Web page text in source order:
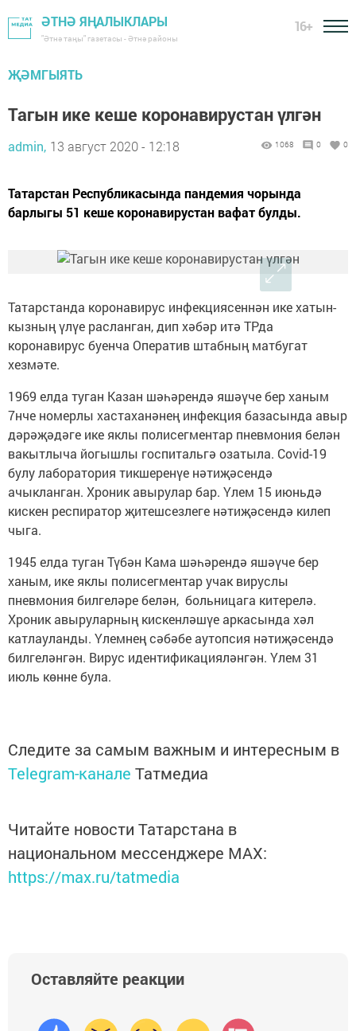
ӘТНӘ ЯҢАЛЫКЛАРЫ
"Әтнә таңы" газетасы - Әтнә районы
16+
ҖӘМГЫЯТЬ
Тагын ике кеше коронавирустан үлгән
admin, 13 август 2020 - 12:18 1068 0 0
Татарстан Республикасында пандемия чорында
барлыгы 51 кеше коронавирустан вафат булды.
Татарстанда коронавирус инфекциясеннән ике хатын-
кызның үлүе расланган, дип хәбәр итә ТРда
коронавирус буенча Оператив штабның матбугат
хезмәте.
1969 елда туган Казан шәһәрендә яшәүче бер ханым
7нче номерлы хастаханәнең инфекция базасында авыр
дәрәҗәдәге ике яклы полисегментар пневмония белән
вакытлыча йогышлы госпитальгә озатыла. Covid-19
булу лаборатория тикшеренүе нәтиҗәсендә
ачыкланган. Хроник авырулар бар. Үлем 15 июньдә
кискен респиратор җитешсезлеге нәтиҗәсендә килеп
чыга.
1945 елда туган Түбән Кама шәһәрендә яшәүче бер
ханым, ике яклы полисегментар учак вируслы
пневмония билгеләре белән, больницага китерелә.
Хроник авыруларның кискенләшүе аркасында хәл
катлауланды. Үлемнең сәбәбе аутопсия нәтиҗәсендә
билгеләнгән. Вирус идентификацияләнгән. Үлем 31
июль көнне була.
Следите за самым важным и интересным в
Telegram-канале Татмедиа
Читайте новости Татарстана в
национальном мессенджере MАХ:
https://max.ru/tatmedia
Оставляйте реакции